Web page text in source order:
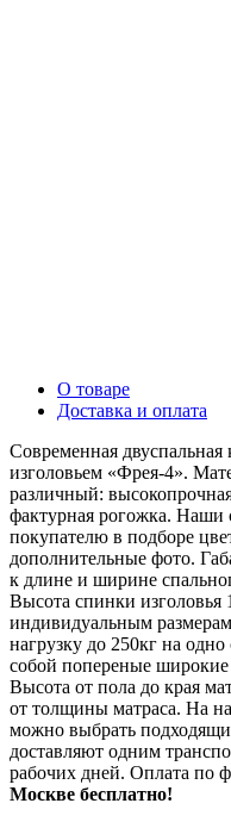
О товаре
Доставка и оплата
Современная двуспальная
изголовьем «Фрея-4».
различный:
фактурная рогожка. Наши
покупателю в подборе
дополнительные фото.
к длине и ширине
Высота спинки
индивидуальным
нагрузку до 250кг на одно
собой попереные широкие
Высота от пола до края
от толщины матраса. На
можно выбрать
доставляют одним
рабочих дней. Оплата по
Москве бесплатно!